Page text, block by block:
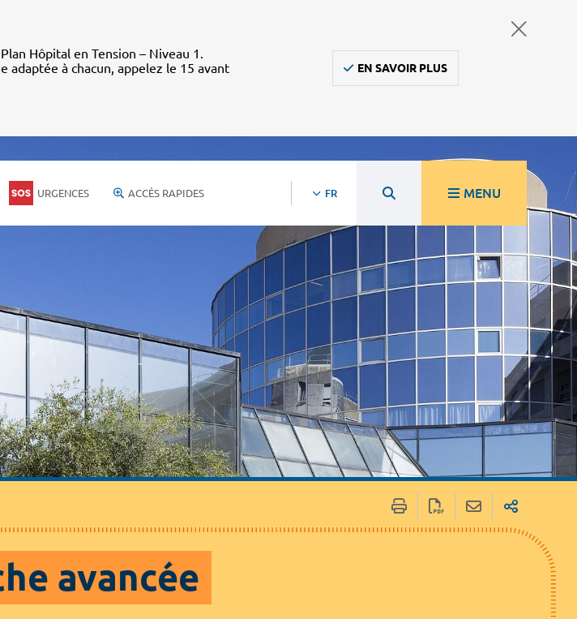
Hôpital en Tension – Niveau 1.
adaptée à chacun, appelez le 15 avant
EN SAVOIR PLUS
URGENCES ACCÈS RAPIDES FR MENU
avancée